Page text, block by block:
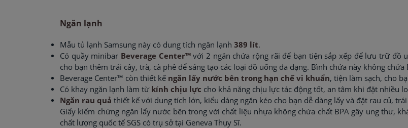
Ngăn lạnh
Mẫu tủ lạnh Samsung này có dung tích ngăn lạnh 389 lít.
Có quầy minibar Beverage Center™với 2 ngăn chứa rộng rãi để bạn tiện sắp xếp để lưu trữ đồ
cho bạn thêm trái cây, trà, cà phê để sáng tạo các loại đồ uống đa dạng. Bình chứa này không chứa
Beverage Center™ còn thiết kế ngăn lấy nước bên trong hạn chế vi khuẩn, tiện làm sạch, cho
Có khay ngăn lạnh làm từ kính chịu lực cho khả năng chịu lực tác động tốt, an tâm khi đặt nhiều
Ngăn rau quả thiết kế với dung tích lớn, kiểu dáng ngăn kéo cho bạn dễ dàng lấy và đặt rau củ,
Giấy kiểm chứng ngăn lấy nước bên trong với chất liệu nhựa không chứa chất BPA gây ung thư,
chất lượng quốc tế SGS có trụ sở tại Geneva Thụy Sĩ.